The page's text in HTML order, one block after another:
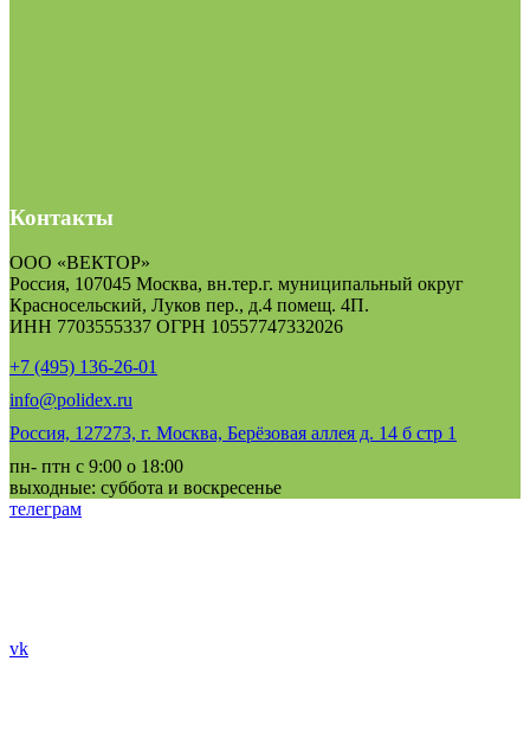
Контакты
ООО «ВЕКТОР»
Россия, 107045 Москва, вн.тер.г. муниципальный округ
Красносельский, Луков пер., д.4 помещ. 4П.
ИНН 7703555337 ОГРН 10557747332026
+7 (495) 136-26-01
info@polidex.ru
Россия, 127273, г. Москва, Берёзовая аллея д. 14 б стр 1
пн- птн с 9:00 о 18:00
выходные: суббота и воскресенье
телеграм
vk